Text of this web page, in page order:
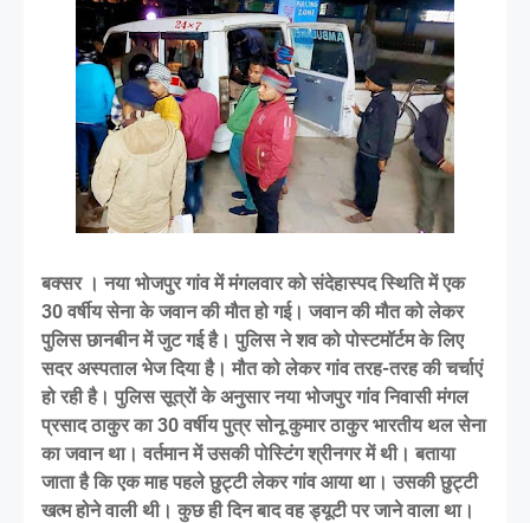
बक्सर । नया भोजपुर गांव में मंगलवार को संदेहास्पद स्थिति में एक
30 वर्षीय सेना के जवान की मौत हो गई। जवान की मौत को लेकर
पुलिस छानबीन में जुट गई है। पुलिस ने शव को पोस्टमॉर्टम के लिए
सदर अस्पताल भेज दिया है। मौत को लेकर गांव तरह-तरह की चर्चाएं
हो रही है। पुलिस सूत्रों के अनुसार नया भोजपुर गांव निवासी मंगल
प्रसाद ठाकुर का 30 वर्षीय पुत्र सोनू कुमार ठाकुर भारतीय थल सेना
का जवान था। वर्तमान में उसकी पोस्टिंग श्रीनगर में थी। बताया
जाता है कि एक माह पहले छुट्टी लेकर गांव आया था। उसकी छुट्टी
खत्म होने वाली थी। कुछ ही दिन बाद वह ड्यूटी पर जाने वाला था।